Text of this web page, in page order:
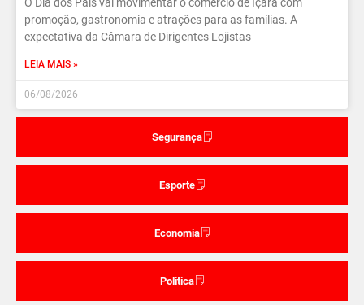
Segurança
Esporte
Economia
Politica
promoção, gastronomia e atrações para as famílias. A
expectativa da Câmara de Dirigentes Lojistas
LEIA MAIS »
06/08/2026